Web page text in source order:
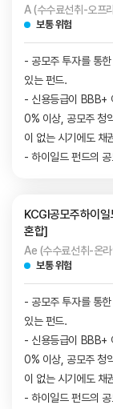
A (수수료선취-오프
보통 위험
- 공모주 투자를 통
있는 펀드.
- 신용등급이 BBB+
0% 이상, 공모주 청
이 없는 시기에도 채
- 하이일드 펀드의
KCGI공모주하이
혼합]
Ae (수수료선취-온
보통 위험
- 공모주 투자를 통
있는 펀드.
- 신용등급이 BBB+
0% 이상, 공모주 청
이 없는 시기에도 채
- 하이일드 펀드의